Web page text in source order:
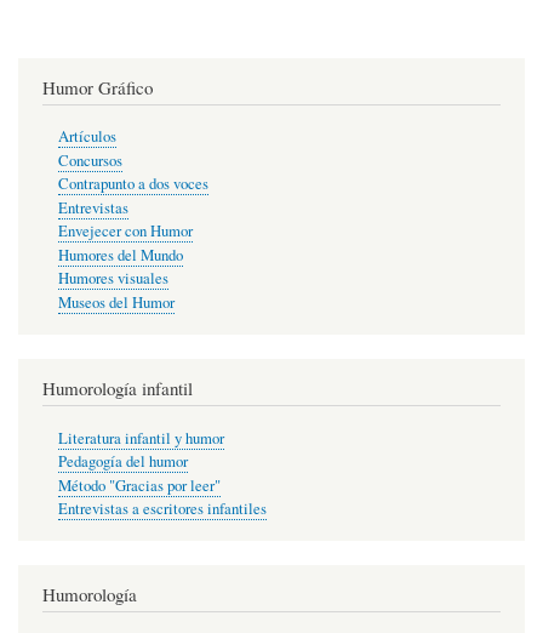
Humor Gráfico
Artículos
Concursos
Contrapunto a dos voces
Entrevistas
Envejecer con Humor
Humores del Mundo
Humores visuales
Museos del Humor
Humorología infantil
Literatura infantil y humor
Pedagogía del humor
Método "Gracias por leer"
Entrevistas a escritores infantiles
Humorología